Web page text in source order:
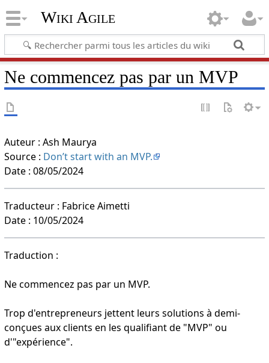
Wiki Agile
Ne commencez pas par un MVP
Auteur : Ash Maurya
Source : Don’t start with an MVP.
Date : 08/05/2024
Traducteur : Fabrice Aimetti
Date : 10/05/2024
Traduction :
Ne commencez pas par un MVP.
Trop d'entrepreneurs jettent leurs solutions à demi-
conçues aux clients en les qualifiant de "MVP" ou
d'"expérience".